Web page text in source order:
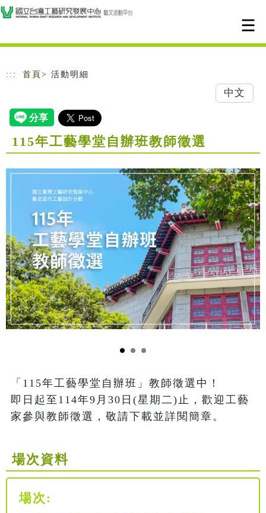
跳到主要內容
網站導覽
::: 首頁 > 活動明細
中文
115年工藝學堂自辦班教師徵選
「115年工藝學堂自辦班」教師徵選中！
即日起至114年9月30日(星期二)止，歡迎工藝
家參與教師徵選，敬請下載並詳閱簡章。
場次資料
場次: